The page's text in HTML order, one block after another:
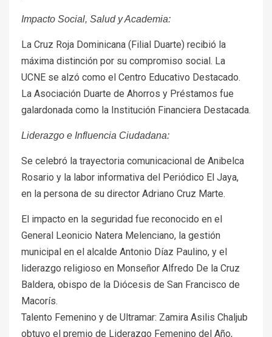
Impacto Social, Salud y Academia:
La Cruz Roja Dominicana (Filial Duarte) recibió la
máxima distinción por su compromiso social. La
UCNE se alzó como el Centro Educativo Destacado.
La Asociación Duarte de Ahorros y Préstamos fue
galardonada como la Institución Financiera Destacada.
Liderazgo e Influencia Ciudadana:
Se celebró la trayectoria comunicacional de Anibelca
Rosario y la labor informativa del Periódico El Jaya,
en la persona de su director Adriano Cruz Marte.
El impacto en la seguridad fue reconocido en el
General Leonicio Natera Melenciano, la gestión
municipal en el alcalde Antonio Díaz Paulino, y el
liderazgo religioso en Monseñor Alfredo De la Cruz
Baldera, obispo de la Diócesis de San Francisco de
Macorís.
Talento Femenino y de Ultramar: Zamira Asilis Chaljub
obtuvo el premio de Liderazgo Femenino del Año,